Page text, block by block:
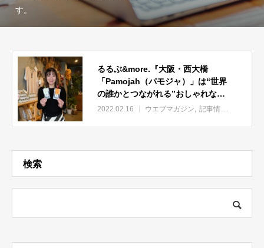
す。
るるぶ&more.『大阪・西大橋
「Pamojah（パモジャ）」は“世界
の誰かとつながれる”おしゃれなフ
ェアトレード店』
2022.02.16 ウエブマガジン 記事情報
検索